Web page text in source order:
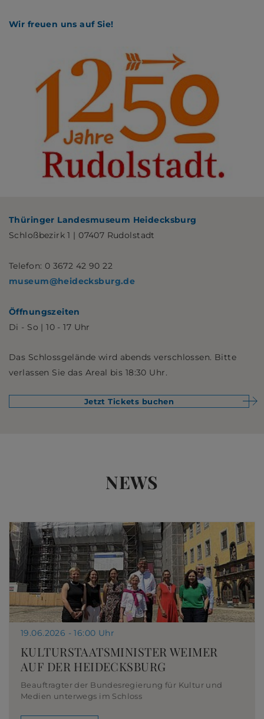
Wir freuen uns auf Sie!
Thüringer Landesmuseum Heidecksburg
Schloßbezirk 1 | 07407 Rudolstadt
Telefon: 0 3672 42 90 22
museum@heidecksburg.de
Öffnungszeiten
Di - So | 10 - 17 Uhr
Das Schlossgelände wird abends verschlossen. Bitte
verlassen Sie das Areal bis 18:30 Uhr.
Jetzt Tickets buchen
NEWS
19.06.2026 - 16:00 Uhr
KULTURSTAATSMINISTER WEIMER
AUF DER HEIDECKSBURG
Beauftragter der Bundesregierung für Kultur und
Medien unterwegs im Schloss